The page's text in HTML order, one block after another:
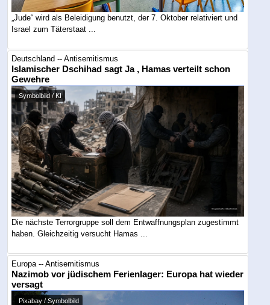
„Jude“ wird als Beleidigung benutzt, der 7. Oktober relativiert und
Israel zum Täterstaat ...
Deutschland -- Antisemitismus
Islamischer Dschihad sagt Ja , Hamas verteilt schon
Gewehre
Symbolbild / KI
Die nächste Terrorgruppe soll dem Entwaffnungsplan zugestimmt
haben. Gleichzeitig versucht Hamas ...
Europa -- Antisemitismus
Nazimob vor jüdischem Ferienlager: Europa hat wieder
versagt
Pixabay / Symbolbild